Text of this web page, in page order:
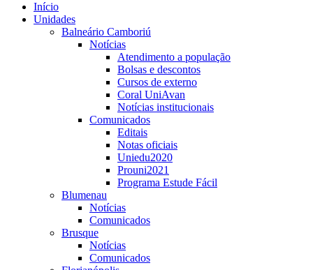
Início
Unidades
Balneário Camboriú
Notícias
Atendimento a população
Bolsas e descontos
Cursos de externo
Coral UniAvan
Notícias institucionais
Comunicados
Editais
Notas oficiais
Uniedu2020
Prouni2021
Programa Estude Fácil
Blumenau
Notícias
Comunicados
Brusque
Notícias
Comunicados